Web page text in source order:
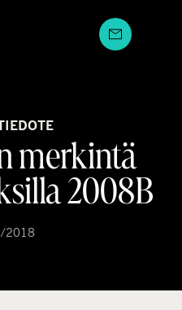
merkintä
2008B
2018